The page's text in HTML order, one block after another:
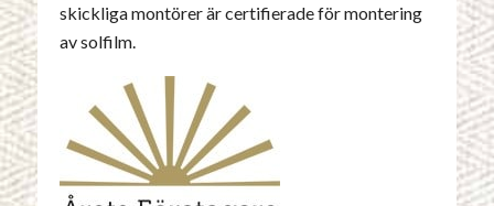
skickliga montörer är certifierade för montering
av solfilm.